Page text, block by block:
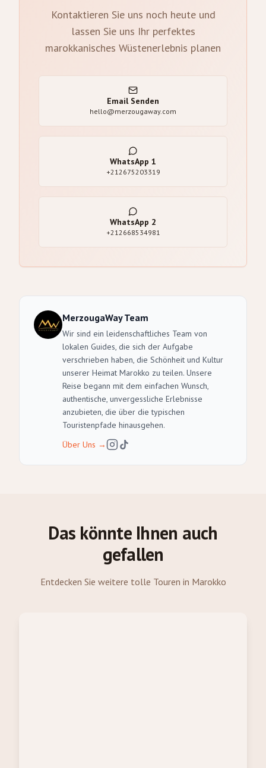
Kontaktieren Sie uns noch heute und
lassen Sie uns Ihr perfektes
marokkanisches Wüstenerlebnis planen
Email Senden
hello@merzougaway.com
WhatsApp 1
+212675203319
WhatsApp 2
+212668534981
MerzougaWay Team
Wir sind ein leidenschaftliches Team von
lokalen Guides, die sich der Aufgabe
verschrieben haben, die Schönheit und Kultur
unserer Heimat Marokko zu teilen. Unsere
Reise begann mit dem einfachen Wunsch,
authentische, unvergessliche Erlebnisse
anzubieten, die über die typischen
Touristenpfade hinausgehen.
Über Uns →
Das könnte Ihnen auch
gefallen
Entdecken Sie weitere tolle Touren in Marokko